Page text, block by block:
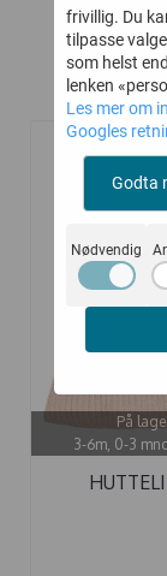
På
3-6m, 0-3
frivillig. Du
tilpasse
som helst
lenken
Les mer om
Googles
Godta
Nødvendig